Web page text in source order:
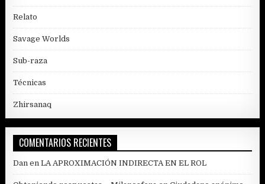
Relato
Savage Worlds
Sub-raza
Técnicas
Zhirsanaq
COMENTARIOS RECIENTES
Dan enLA APROXIMACIÓN INDIRECTA EN EL ROL